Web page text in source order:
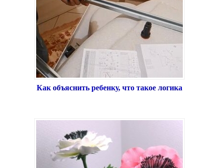
Как объяснить ребенку, что такое логика